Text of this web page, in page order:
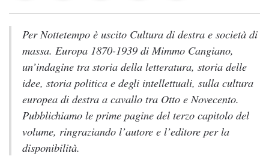
Per Nottetempo è uscito Cultura di destra e società di
massa. Europa 1870-1939 di Mimmo Cangiano,
un’indagine tra storia della letteratura, storia delle
idee, storia politica e degli intellettuali, sulla cultura
europea di destra a cavallo tra Otto e Novecento.
Pubblichiamo le prime pagine del terzo capitolo del
volume, ringraziando l’autore e l’editore per la
disponibilità.